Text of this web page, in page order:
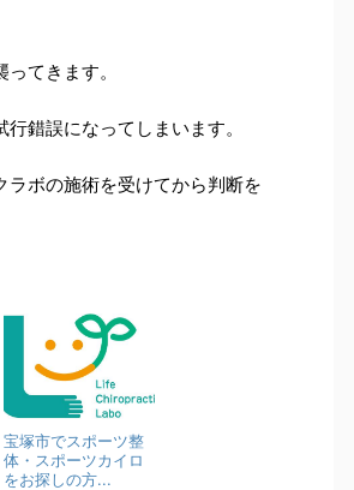
てきます。
錯誤になってしまいます。
ボの施術を受けてから判断を
宝塚市でスポーツ整
体・スポーツカイロ
をお探しの方...